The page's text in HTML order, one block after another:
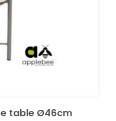
table Ø46cm